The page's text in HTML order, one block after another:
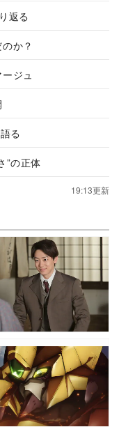
返る
のか？
ジュ
る
”の正体
19:13更新